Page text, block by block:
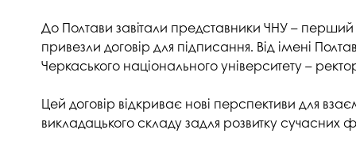
Історія
Гімн ПДАУ
Музеї ПДАУ
Профспілка
Коледжі
Бібліотека
Центр
До Полтави завітали представники ЧНУ –
привезли договір для підписання. Від імені
Черкаського національного університету –
Цей договір відкриває нові перспективи для
викладацького складу задля розвитку сучасних